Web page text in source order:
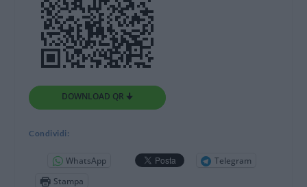
DOWNLOAD QR 🠋
Condividi:
WhatsApp
Telegram
Stampa